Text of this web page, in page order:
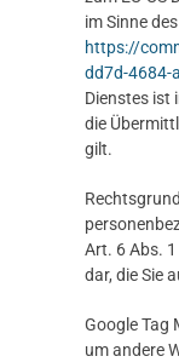
im Sinne
https://
dd7d-4684-
Dienstes ist
die
gilt.
Art. 6 Abs. 1
dar, die Sie
Google Tag
um andere